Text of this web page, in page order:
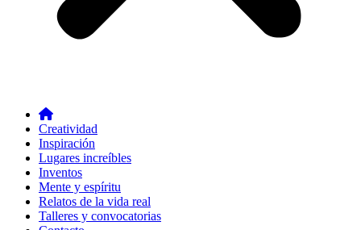
Creatividad
Inspiración
Lugares increíbles
Inventos
Mente y espíritu
Relatos de la vida real
Talleres y convocatorias